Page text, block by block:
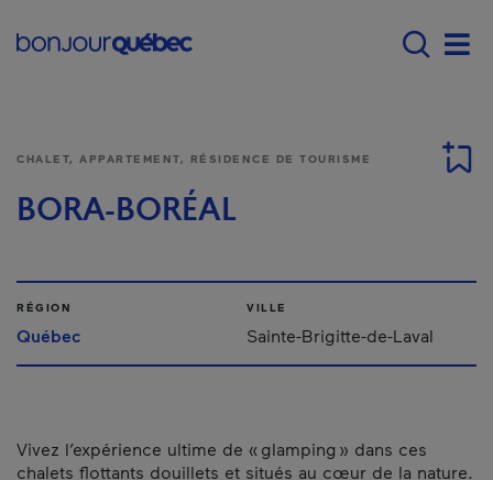
Main navigation -
CHALET, APPARTEMENT, RÉSIDENCE DE TOURISME
BORA-BORÉAL
RÉGION
Québec
VILLE
Sainte-Brigitte-de-Laval
Vivez l’expérience ultime de « glamping » dans ces
chalets flottants douillets et situés au cœur de la nature.